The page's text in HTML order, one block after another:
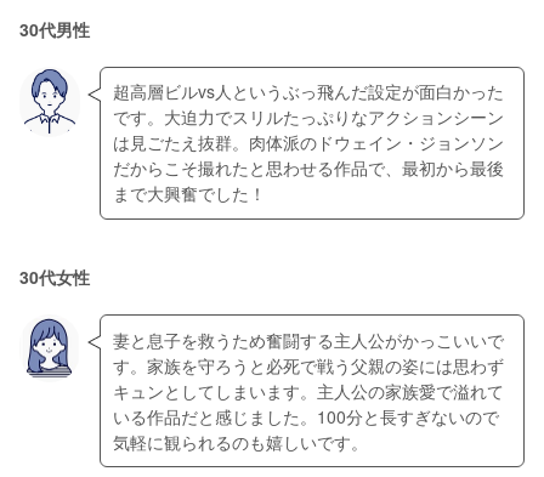
30代男性
超高層ビルvs人というぶっ飛んだ設定が面白かった
です。大迫力でスリルたっぷりなアクションシーン
は見ごたえ抜群。肉体派のドウェイン・ジョンソン
だからこそ撮れたと思わせる作品で、最初から最後
30代女性
妻と息子を救うため奮闘する主人公がかっこいいで
す。家族を守ろうと必死で戦う父親の姿には思わず
キュンとしてしまいます。主人公の家族愛で溢れて
いる作品だと感じました。100分と長すぎないので